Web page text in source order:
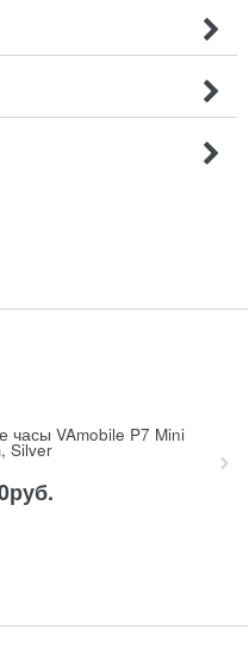
часы VAmobile P7 Mini
Silver
руб.